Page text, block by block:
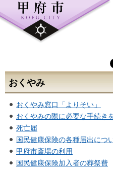
おくやみ
おくやみ窓口「よりそい」
おくやみの際に必要な手続き
死亡届
国民健康保険の各種届出につ
甲府市斎場の利用
国民健康保険加入者の葬祭費